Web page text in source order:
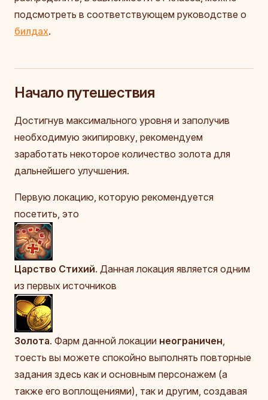
подсмотреть в соответствующем руководстве о
билдах.
Начало путешествия
Достигнув максимального уровня и заполучив
необходимую экипировку, рекомендуем
заработать некоторое количество золота для
дальнейшего улучшения.
Первую локацию, которую рекомендуется
посетить, это
Царство Стихий. Данная локация является одним
из первых источников
Золота. Фарм данной локации неограничен
тоесть вы можете спокойно выполнять повторные
задания здесь как и основным персонажем (а
также его воплощениями), так и другим, создавая